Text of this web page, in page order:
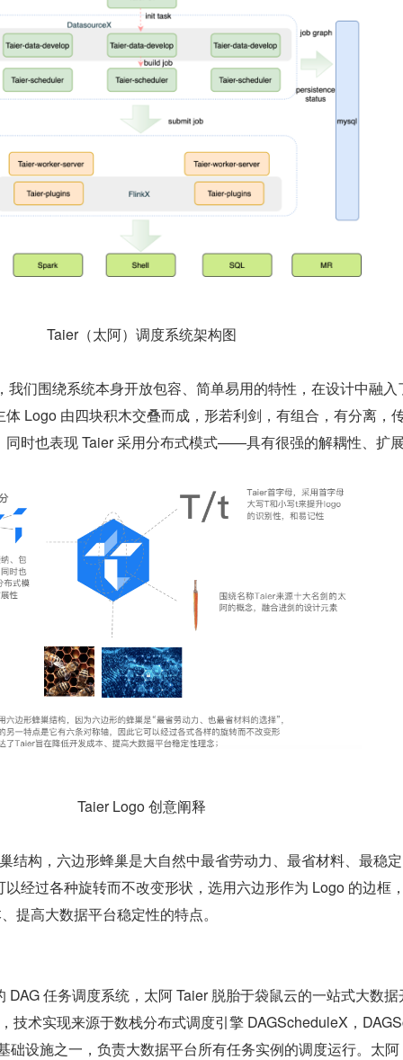
Taier（太阿）调度系统架构图
我们围绕系统本身开放包容、简单易用的特性，在设计中融入
Logo 由四块积木交叠而成，形若利剑，有组合，有分离，
同时也表现 Taier 采⽤分布式模式——具有很强的解耦性、扩
Taier Logo 创意阐释
结构，六边形蜂巢是大自然中最省劳动⼒、最省材料、最稳
经过各种旋转⽽不改变形状，选用六边形作为 Logo 的边框
提⾼⼤数据平台稳定性的特点。
DAG 任务调度系统，太阿 Taier 脱胎于袋鼠云的一站式大数据
术实现来源于数栈分布式调度引擎 DAGScheduleX，
础设施之一，负责大数据平台所有任务实例的调度运行。太阿